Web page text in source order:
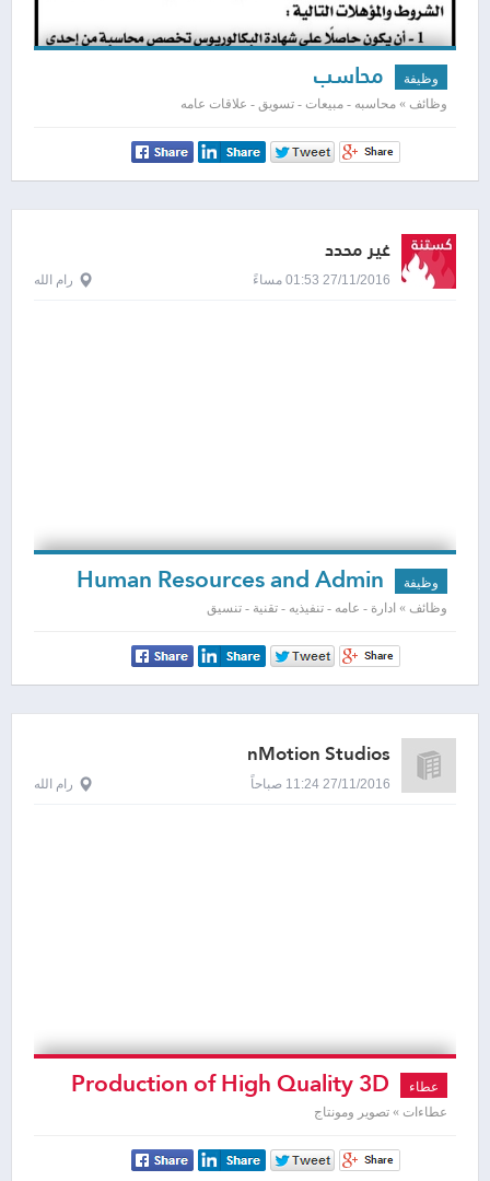
وظيفة محاسب
وظائف » محاسبه - مبيعات - تسويق - علاقات عامه
غير محدد
27/11/2016 01:53 مساءً رام الله
وظيفة Human Resources and Admin
Assistant
وظائف » ادارة - عامه - تنفيذيه - تقنية - تنسيق
nMotion Studios
27/11/2016 11:24 صباحاً رام الله
عطاء Production of High Quality 3D
Animated Backgrounds (5
Backgrounds) “Work Title: ZAINA”
عطاءات » تصوير ومونتاج